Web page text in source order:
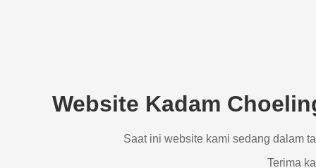
Website Kadam
Saat ini website kami sedang dalam
Terima